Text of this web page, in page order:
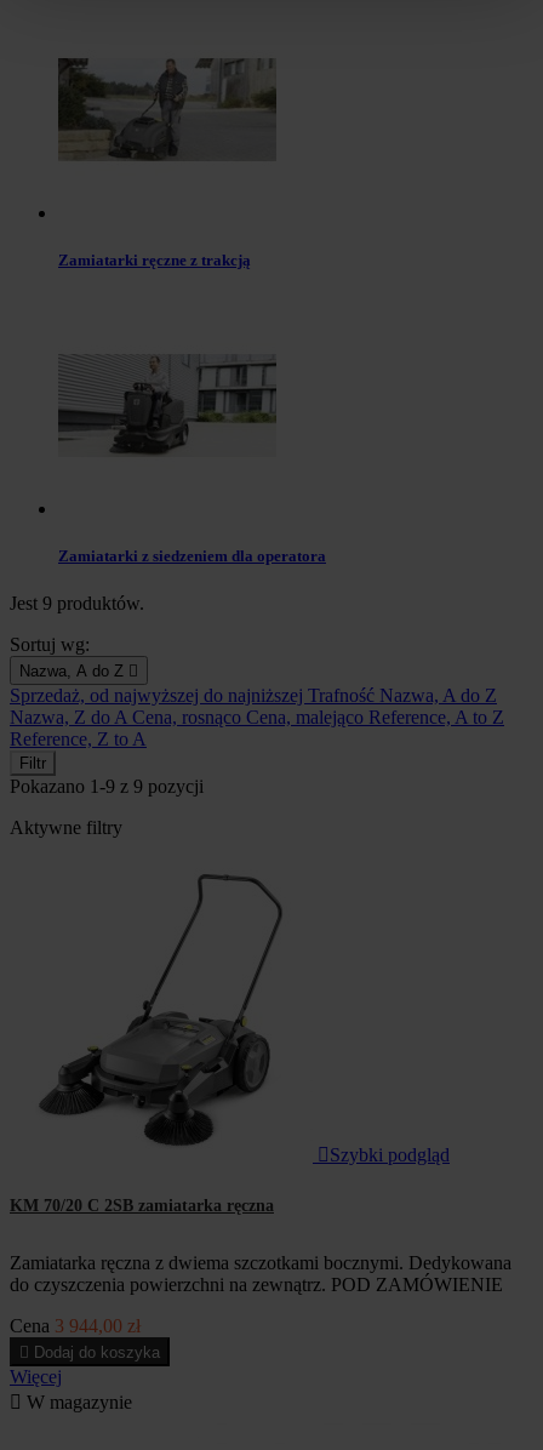
Zamiatarki ręczne z trakcją
Zamiatarki z siedzeniem dla operatora
Jest 9 produktów.
Sortuj wg:
Nazwa, A do Z 
Sprzedaż, od najwyższej do najniższej Trafność Nazwa, A do Z
Nazwa, Z do A Cena, rosnąco Cena, malejąco Reference, A to Z
Reference, Z to A
Filtr
Pokazano 1-9 z 9 pozycji
Aktywne filtry
 Szybki podgląd
KM 70/20 C 2SB zamiatarka ręczna
Zamiatarka ręczna z dwiema szczotkami bocznymi. Dedykowana
do czyszczenia powierzchni na zewnątrz. POD ZAMÓWIENIE
Cena 3 944,00 zł
 Dodaj do koszyka
Więcej
 W magazynie